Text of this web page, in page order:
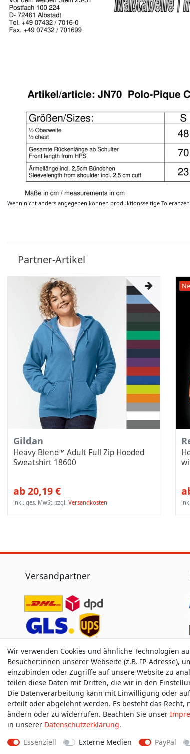
Wenn nicht anders angegeben können produktionsseitige
Partner-Artikel
Gildan
Heavy Blend™ Adult Full Zip Hooded
Sweatshirt 18600
ab 20,19 €
inkl. ges. MwSt. zzgl.Versandkosten
Versandpartner
Wir verwenden Cookies und ähnliche Technologien
Besucher:innen unserer Webseite (z.B. IP-Adresse),
einzubinden oder Zugriffe auf unsere Website zu
teilen diese Daten mit Dritten, die wir in den
Die Datenverarbeitung kann mit Einwilligung oder
erteilt oder abgelehnt werden. Es besteht das
ändern oder zu widerrufen. Beachten Sie unser
in unserer Daten­schutz­erklärung.
Essenziell
Externe Medien PayPal